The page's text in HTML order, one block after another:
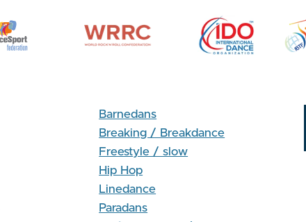
Barnedans
Breaking / Breakdance
Freestyle / slow
Hip Hop
Linedance
Paradans